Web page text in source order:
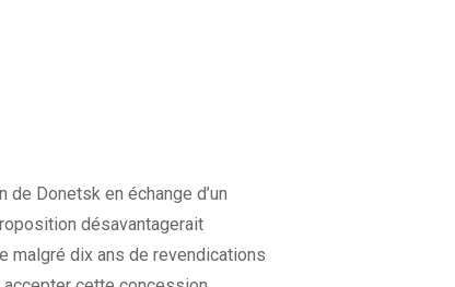
Donetsk en échange d’un
désavantagerait
malgré dix ans de revendications